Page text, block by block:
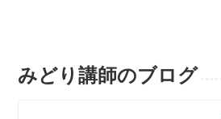
みどり講師のブログ